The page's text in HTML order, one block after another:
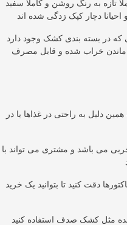
تازه به رنگ روشن و کاملا سفید
که در بسته بندی کشک وجود دارد
ماندن خراب شده و قابل مصرف
دلیل به راحتی در غذاها یا در
می باشد و مشتری می تواند با
دقت کنید تا بتوانید یک خرید
مثل کشک صدف استفاده کنید